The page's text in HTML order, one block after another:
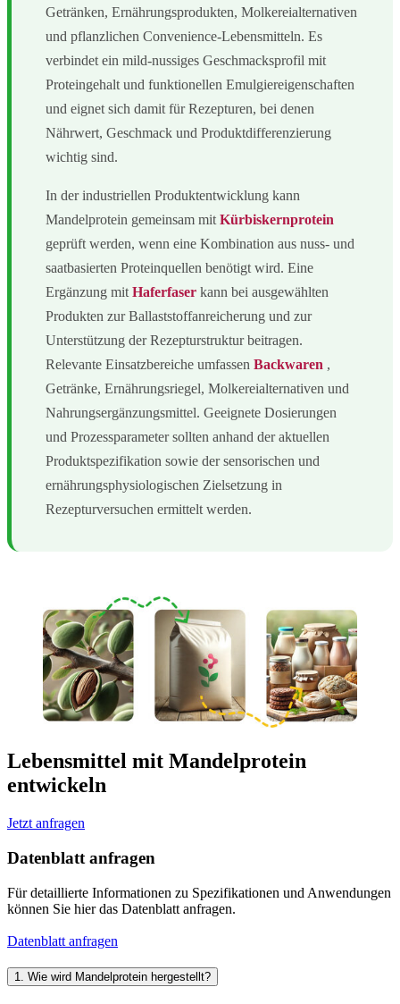
Getränken, Ernährungsprodukten, Molkereialternativen
und pflanzlichen Convenience-Lebensmitteln. Es
verbindet ein mild-nussiges Geschmacksprofil mit
Proteingehalt und funktionellen Emulgiereigenschaften
und eignet sich damit für Rezepturen, bei denen
Nährwert, Geschmack und Produktdifferenzierung
wichtig sind.
In der industriellen Produktentwicklung kann
Mandelprotein gemeinsam mit Kürbiskernprotein
geprüft werden, wenn eine Kombination aus nuss- und
saatbasierten Proteinquellen benötigt wird. Eine
Ergänzung mit Haferfaser kann bei ausgewählten
Produkten zur Ballaststoffanreicherung und zur
Unterstützung der Rezepturstruktur beitragen.
Relevante Einsatzbereiche umfassen Backwaren ,
Getränke, Ernährungsriegel, Molkereialternativen und
Nahrungsergänzungsmittel. Geeignete Dosierungen
und Prozessparameter sollten anhand der aktuellen
Produktspezifikation sowie der sensorischen und
ernährungsphysiologischen Zielsetzung in
Rezepturversuchen ermittelt werden.
Lebensmittel mit Mandelprotein
entwickeln
Jetzt anfragen
Datenblatt anfragen
Für detaillierte Informationen zu Spezifikationen und Anwendungen
können Sie hier das Datenblatt anfragen.
Datenblatt anfragen
1. Wie wird Mandelprotein hergestellt?